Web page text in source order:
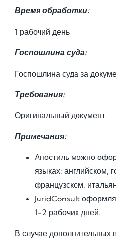
Время обработки:
1 рабочий день
Госпошлина суда:
Госпошлина суда за
Требования:
Оригинальный документ.
Примечания:
Апостиль можно
языках: английском,
французском,
JuridConsult
1-2 рабочих дней.
В случае дополнительных